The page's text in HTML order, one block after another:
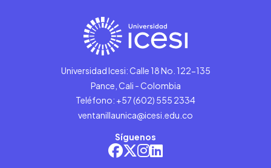
Universidad Icesi: Calle 18 No. 122-135
Pance, Cali - Colombia
Teléfono: +57 (602) 555 2334
ventanillaunica@icesi.edu.co
Síguenos